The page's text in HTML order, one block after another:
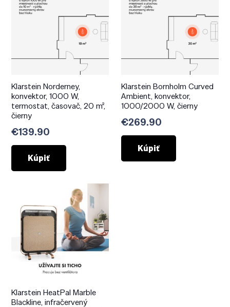
Klarstein Norderney,
konvektor, 1000 W,
termostat, časovač, 20 m²,
čierny
€139.90
Kúpiť
Klarstein Bornholm Curved
Ambient, konvektor,
1000/2000 W, čierny
€269.90
Kúpiť
Klarstein HeatPal Marble
Blackline, infračervený